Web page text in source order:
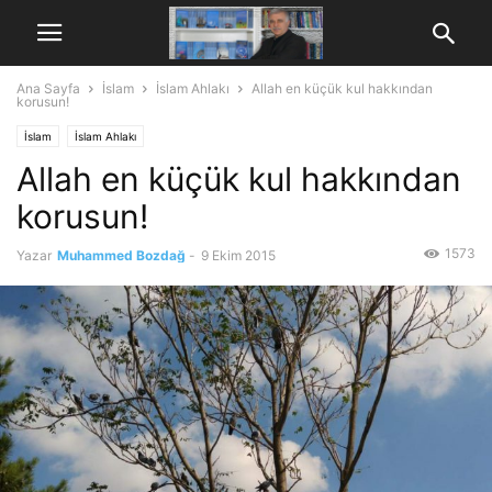
Ana Sayfa İslam İslam Ahlakı
Allah en küçük kul hakkından
korusun!
İslam İslam Ahlakı
Allah en küçük kul hakkından
korusun!
Yazar Muhammed Bozdağ - 9 Ekim 2015 1573